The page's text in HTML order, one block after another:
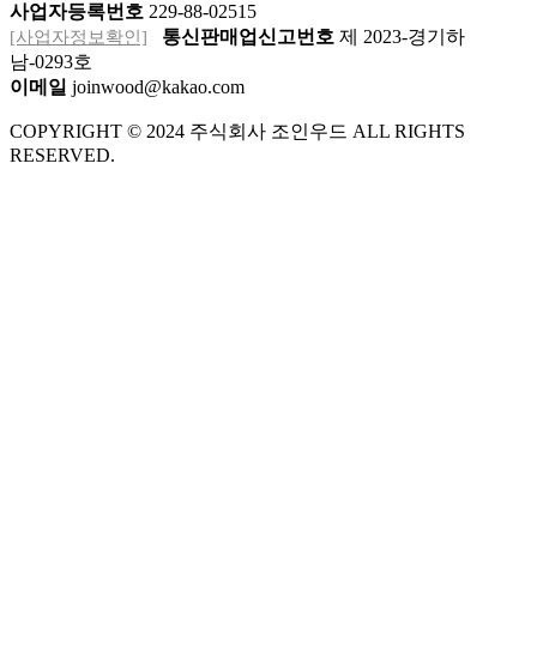
사업자등록번호 229-88-02515
[사업자정보확인]
통신판매업신고번호 제 2023-경기하
남-0293호
이메일 joinwood@kakao.com
COPYRIGHT © 2024 주식회사 조인우드 ALL RIGHTS
RESERVED.